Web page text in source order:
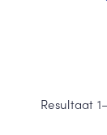
Resultaat